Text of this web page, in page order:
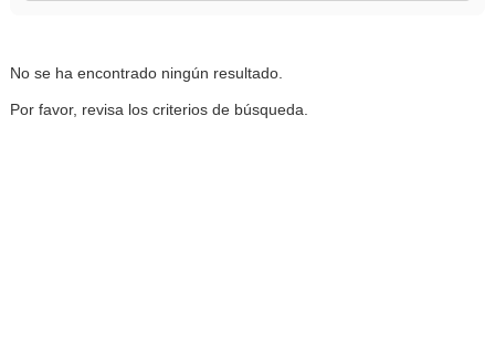
No se ha encontrado ningún resultado.
Por favor, revisa los criterios de búsqueda.